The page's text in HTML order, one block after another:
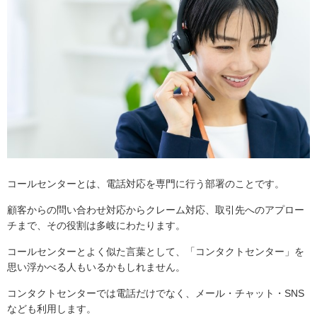
コールセンターとは、電話対応を専門に行う部署のことです。
顧客からの問い合わせ対応からクレーム対応、取引先へのアプロー
チまで、その役割は多岐にわたります。
コールセンターとよく似た言葉として、「コンタクトセンター」を
思い浮かべる人もいるかもしれません。
コンタクトセンターでは電話だけでなく、メール・チャット・SNS
なども利用します。